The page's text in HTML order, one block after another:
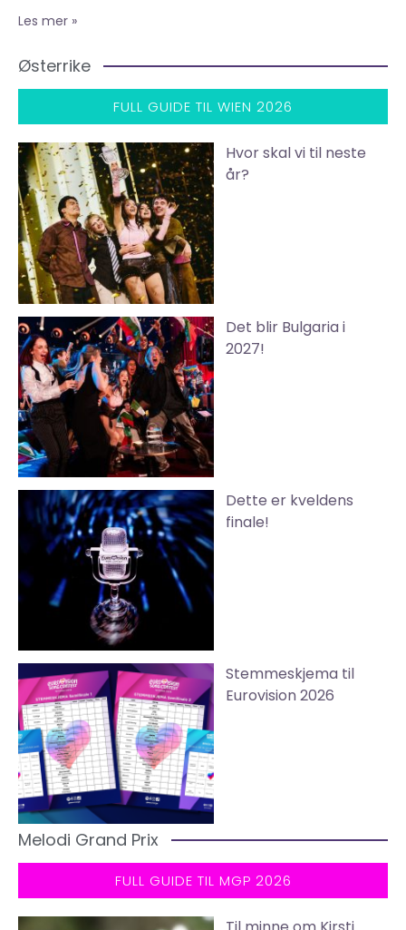
Les mer »
Østerrike
FULL GUIDE TIL WIEN 2026
Hvor skal vi til neste
år?
Det blir Bulgaria i
2027!
Dette er kveldens
finale!
Stemmeskjema til
Eurovision 2026
Melodi Grand Prix
FULL GUIDE TIL MGP 2026